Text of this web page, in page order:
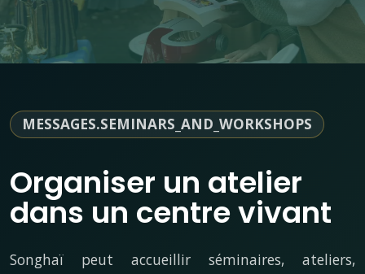
MESSAGES.SEMINARS_AND_WORKSHOPS
Organiser un atelier
dans un centre vivant
Songhaï peut accueillir séminaires, ateliers,